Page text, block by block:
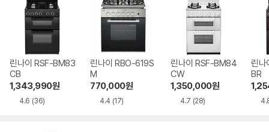
린나이 RSF-BM83
CB
1,343,990원
4.6 (36)
린나이 RBO-619S
M
770,000원
4.4 (17)
린나이 RSF-BM84
CW
1,350,000원
4.7 (28)
린
BR